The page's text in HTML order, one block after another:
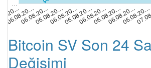
06.08.20…
06.08.20…06.08.20…06.08.20…06.08.20…06.08.20…06.08.20…06.08.20…06.08.20…
Bitcoin SV Son 24
Değişimi